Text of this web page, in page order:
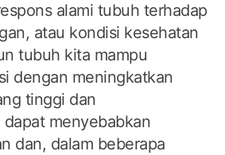
alami tubuh terhadap
atau kondisi kesehatan
tubuh kita mampu
dengan meningkatkan
tinggi dan
menyebabkan
dan, dalam beberapa